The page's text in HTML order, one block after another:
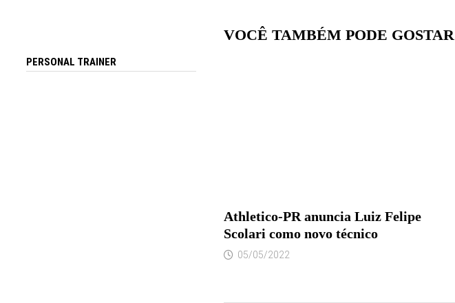
VOCÊ TAMBÉM PODE GOSTAR
Athletico-PR anuncia Luiz Felipe
Scolari como novo técnico
05/05/2022
PERSONAL TRAINER